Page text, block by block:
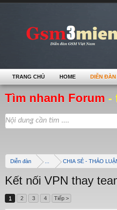
Tìm nhanh Forum -
Diễn đàn CHIA SẺ - THẢO
Kết nối VPN thay
1 2 3 4 Tiếp >
TRANG CHỦ HOME DIỄN ĐÀN